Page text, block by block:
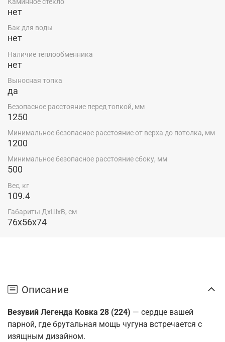
Каминное стекло
нет
Бак для воды
нет
Наличие теплообменника
нет
Выносная топка
да
Безопасное расстояние перед топкой, мм
1250
Минимальное безопасное расстояние от верха до потолка, мм
1200
Минимальное безопасное расстояние сбоку, мм
500
Вес, кг
109.4
Габариты ДхШхВ, см
76x56x74
Описание
Везувий Легенда Ковка 28 (224) — сердце вашей
парной, где брутальная мощь чугуна встречается с
изящным дизайном.